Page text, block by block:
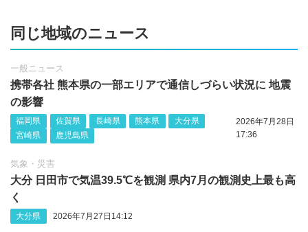
同じ地域のニュース
一般ニュース
携帯各社 熊本県の一部エリアで通信しづらい状況に 地震
の影響
福岡県 佐賀県 長崎県 熊本県
大分県
宮崎県
鹿児島県
2026年7月28日
17:36
気象・災害
大分 日田市で気温39.5℃を観測 県内7月の観測史上最も高
く
大分県 2026年7月27日14:12